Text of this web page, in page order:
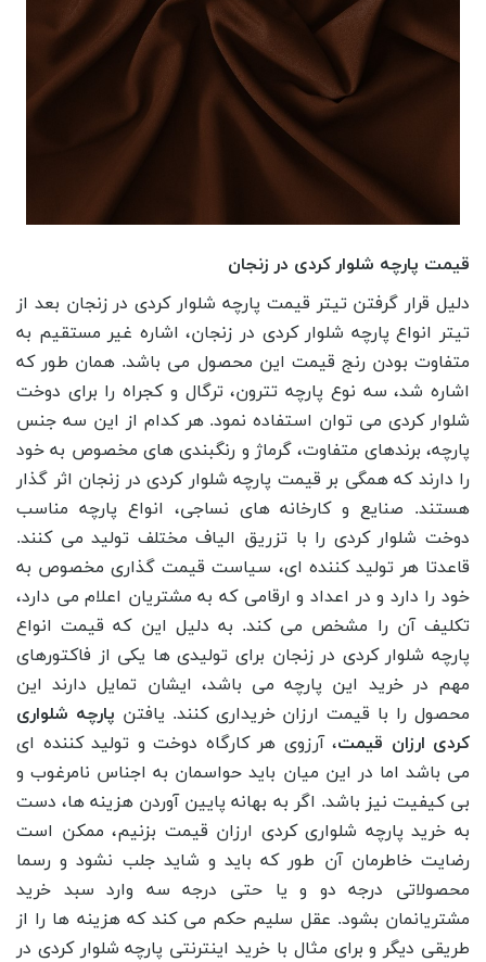
قیمت پارچه شلوار کردی در زنجان
دلیل قرار گرفتن تیتر قیمت پارچه شلوار کردی در زنجان بعد از
تیتر انواع پارچه شلوار کردی در زنجان، اشاره غیر مستقیم به
متفاوت بودن رنج قیمت این محصول می باشد. همان طور که
اشاره شد، سه نوع پارچه تترون، ترگال و کجراه را برای دوخت
شلوار کردی می توان استفاده نمود. هر کدام از این سه جنس
پارچه، برندهای متفاوت، گرماژ و رنگبندی های مخصوص به خود
را دارند که همگی بر قیمت پارچه شلوار کردی در زنجان اثر گذار
هستند. صنایع و کارخانه های نساجی، انواع پارچه مناسب
دوخت شلوار کردی را با تزریق الیاف مختلف تولید می کنند.
قاعدتا هر تولید کننده ای، سیاست قیمت گذاری مخصوص به
خود را دارد و در اعداد و ارقامی که به مشتریان اعلام می دارد،
تکلیف آن را مشخص می کند. به دلیل این که قیمت انواع
پارچه شلوار کردی در زنجان برای تولیدی ها یکی از فاکتورهای
مهم در خرید این پارچه می باشد، ایشان تمایل دارند این
محصول را با قیمت ارزان خریداری کنند. یافتن پارچه شلواری
کردی ارزان قیمت، آرزوی هر کارگاه دوخت و تولید کننده ای
می باشد اما در این میان باید حواسمان به اجناس نامرغوب و
بی کیفیت نیز باشد. اگر به بهانه پایین آوردن هزینه ها، دست
به خرید پارچه شلواری کردی ارزان قیمت بزنیم، ممکن است
رضایت خاطرمان آن طور که باید و شاید جلب نشود و رسما
محصولاتی درجه دو و یا حتی درجه سه وارد سبد خرید
مشتریانمان بشود. عقل سلیم حکم می کند که هزینه ها را از
طریقی دیگر و برای مثال با خرید اینترنتی پارچه شلوار کردی در